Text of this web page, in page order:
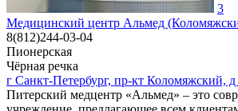
3
Медицинский центр Альмед
8(812)244-03-04
Пионерская
Чёрная речка
г Санкт-Петербург, пр-кт Коломяжский, д
Питерский медцентр «Альмед» – это